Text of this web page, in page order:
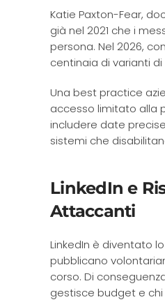
Katie Paxton-Fear,
già nel 2021 che i
persona. Nel 2026,
centinaia di varianti
Una best practice
accesso limitato alla
includere date
sistemi che
LinkedIn e
Attaccanti
LinkedIn è diventato
pubblicano
corso. Di
gestisce budget e